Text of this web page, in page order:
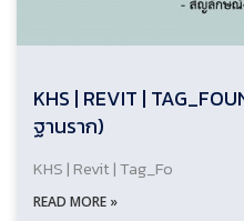
KHS | REVIT |
ฐานราก)
KHS | Revit | Tag_Fo
READ MORE »